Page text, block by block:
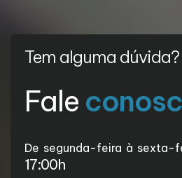
Tem alguma dúvida?
Fale
De segunda-feira à sexta-
17:00h